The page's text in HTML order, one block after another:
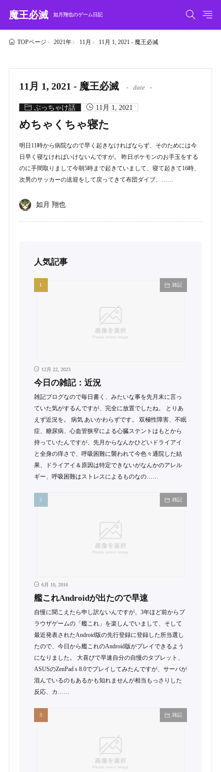
魔王必滅 如月翔也のゲーム日記
TOPページ 2021年 11月 11月 1, 2021 - 魔王必滅
11月 1, 2021 - 魔王必滅 date
ぶっちゃけ話 11月 1, 2021
めちゃくちゃ寝た
明日11時から病院なので早く起きなければならず、そのためには今
日早く寝なければいけないんですが。 昨日ポケモンのお手玉をする
のに手間取りまして今朝5時まで起きていまして、寝て起きて16時、
次男のサッカーの送迎をして戻ってきて布団ダイブ、……
如月 翔也
人気記事
雑記
12月 22, 2023
今日の雑記：近況
雑記ブログなので毎日書く、みたいな事を先月末に言っ
ていた気がするんですが、完全に放置でしたね。 とりあ
えず近況を。 病気 あいかわらずです。 双極性障害、不眠
症、糖尿病、心血管狭窄による心臓ステントはもとから
持っていたんですが、先月からなんかひどいドライアイ
と全身の痒さで、呼吸困難に襲われて今色々通院した結
果、ドライアイ＆原因は特定できないがなんかのアレル
ギー、呼吸困難はストレスによるものなの……
雑記
6月 10, 2016
艦これAndroidが出たので早速
自慢に聞こえたら申し訳ないんですが、3年ほど前からブ
ラウザゲームの「艦これ」を楽しんでいまして、そして
最近発表されたAndroid版の先行登録に登録した所当選し
たので、今日から艦これのAndroid版がプレイできるよう
になりました。 大喜びで早速自分の自慢のタブレット、
ASUSのZenPad s 8.0でプレイしてみたんですが、サーバが
混んでいるのもあるかも知れませんが相当もっさりした
反応、カ……
雑記